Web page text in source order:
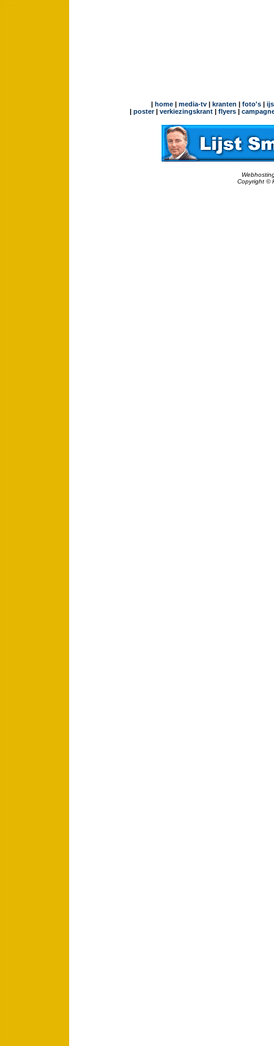
| home| media-tv| kranten | foto's|
| poster| verkiezingskrant | flyers |
Copyright ©